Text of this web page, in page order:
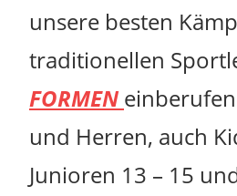
unsere besten
traditionellen
FORMEN
und Herren, auch
Junioren 13 – 15